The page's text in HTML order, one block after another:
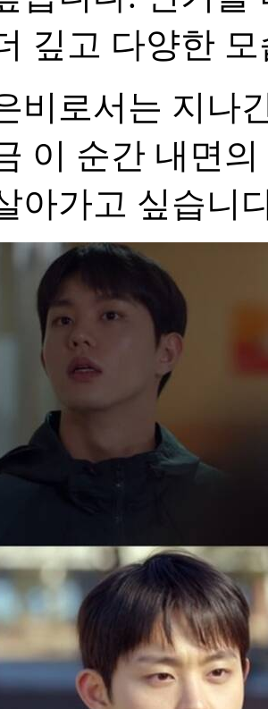
깊고 다양한
비로서는 지나
이 순간 내면
아가고 싶습니